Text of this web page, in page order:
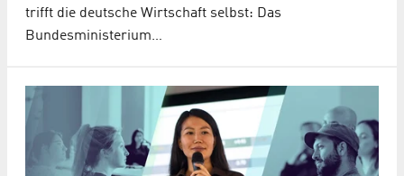
trifft die deutsche Wirtschaft selbst: Das
Bundesministerium…